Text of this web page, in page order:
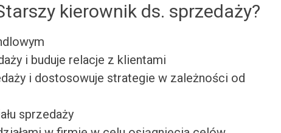
kierownik ds. sprzedaży?
i buduje relacje z klientami
i dostosowuje strategie w zależności od
sprzedaży